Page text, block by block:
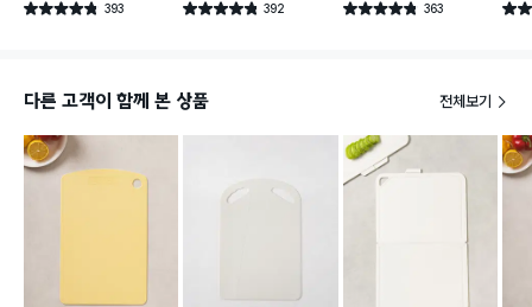
별점 4.8점 393
건 작성 별점 4.8점 392
건 작성 별점 4.8점 363
건 작성 별점
다른 고객이 함께 본 상품 전체보기